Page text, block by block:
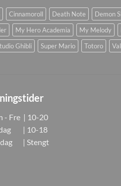
Cinnamoroll Death Note Demon
My Hero Academia My Melody
Ghibli Super Mario Totoro
- Fre | 10-20
| 10-18
| Stengt